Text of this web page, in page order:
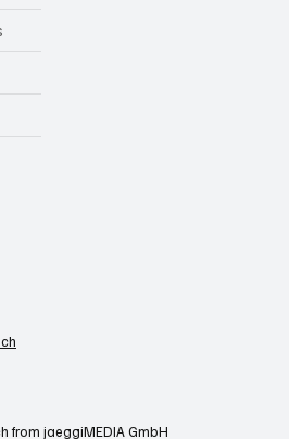
from jaeggiMEDIA GmbH